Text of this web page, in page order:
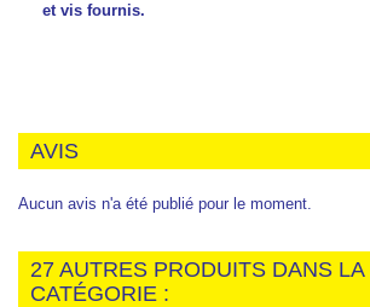
et vis fournis.
AVIS
Aucun avis n'a été publié pour le moment.
27 AUTRES PRODUITS DANS LA
CATÉGORIE :